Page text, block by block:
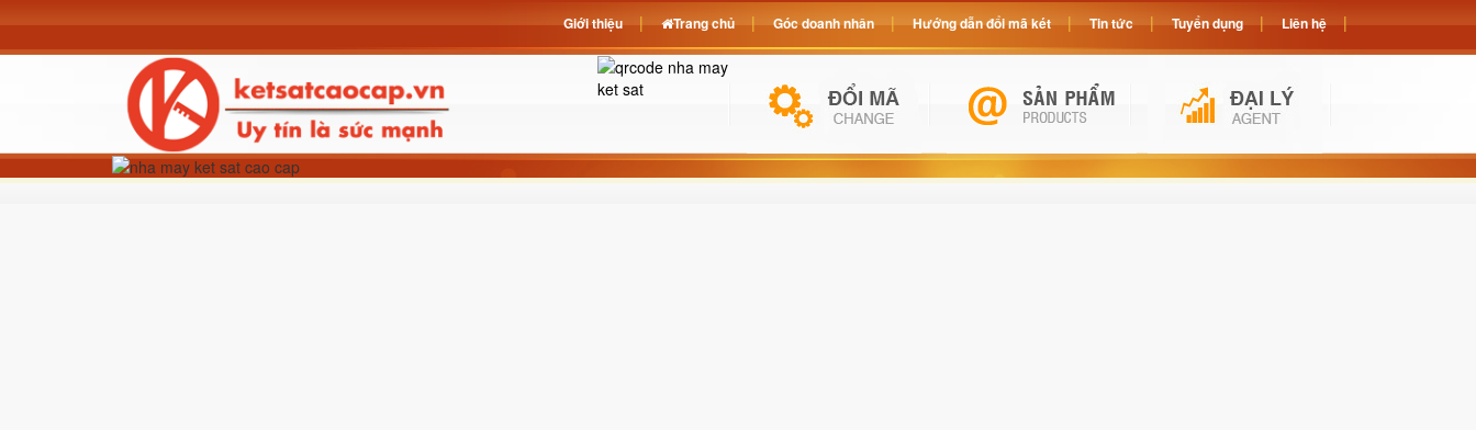
Giới thiệu Trang chủ Góc doanh nhân Hướng dẫn đổi mã két Tin tức Tuyển dụng Liên hệ